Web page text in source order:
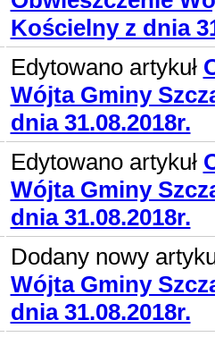
Kościelny z dnia
Edytowano artykuł
Wójta Gminy
dnia 31.08.2018r.
Edytowano artykuł
Wójta Gminy
dnia 31.08.2018r.
Dodany nowy
Wójta Gminy
dnia 31.08.2018r.